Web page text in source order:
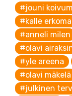
#jouni
#kalle erkoma
#anneli milen
#olavi
#yle areena
#olavi mäkelä
#julkinen